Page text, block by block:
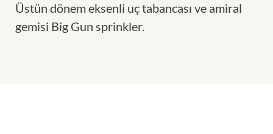
Üstün dönem eksenli uç tabancası ve amiral
gemisi Big Gun sprinkler.